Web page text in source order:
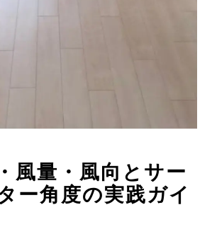
風量・風向とサー
ー角度の実践ガイ